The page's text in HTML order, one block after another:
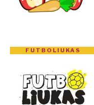
FUTBOLIUKAS